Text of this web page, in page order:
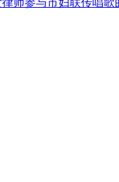
师参与市妇联传唱歌